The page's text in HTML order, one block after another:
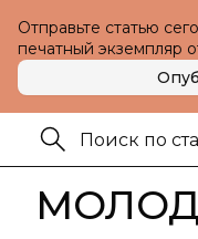
Отправьте статью
печатный экземпляр